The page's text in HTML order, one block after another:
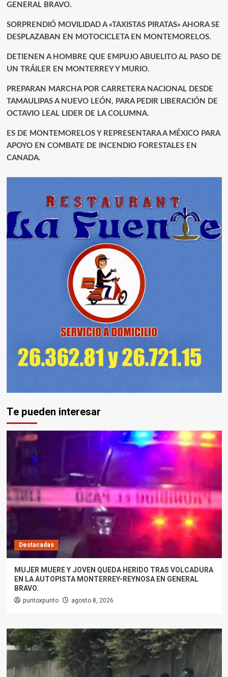
GENERAL BRAVO.
SORPRENDIÓ MOVILIDAD A «TAXISTAS PIRATAS» AHORA SE
DESPLAZABAN EN MOTOCICLETA EN MONTEMORELOS.
DETIENEN A HOMBRE QUE EMPUJO ABUELITO AL PASO DE
UN TRÁILER EN MONTERREY Y MURIO.
PREPARAN MARCHA POR CARRETERA NACIONAL DESDE
TAMAULIPAS A NUEVO LEÓN, PARA PEDIR LIBERACIÓN DE
OCTAVIO LEAL LIDER DE LA COLUMNA.
ES DE MONTEMORELOS Y REPRESENTARA A MÉXICO PARA
APOYO EN COMBATE DE INCENDIO FORESTALES EN
CANADA.
Te pueden interesar
Destacadas
MUJER MUERE Y JOVEN QUEDA HERIDO TRAS VOLCADURA
EN LA AUTOPISTA MONTERREY-REYNOSA EN GENERAL
BRAVO.
puntoxpunto agosto 8, 2026